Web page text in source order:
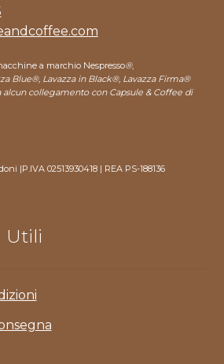
a marchio Nespresso®,
Blue®, Lavazza in Black®, Lavazza Firma®
alcun collegamento con Capsule & Coffee di
|P.IVA 02513930418 | REA PS-188136
Utili